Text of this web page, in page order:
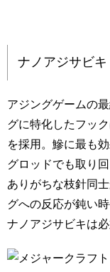
ナノアジサビキ
アジングゲームの
グに特化したフッ
を採用。鰺に最も
グロッドでも取り
ありがちな枝針同
グへの反応が鈍い
ナノアジサビキは